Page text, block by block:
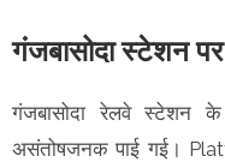
गंजबासोदा स्टेशन
गंजबासोदा रेलवे स्टेशन
असंतोषजनक पाई गई।